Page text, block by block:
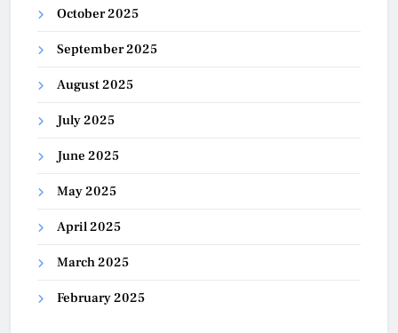
October 2025
September 2025
August 2025
July 2025
June 2025
May 2025
April 2025
March 2025
February 2025